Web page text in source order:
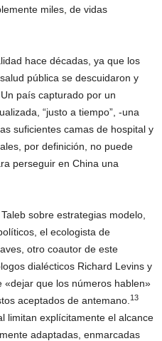
miles, de vidas
hace décadas, ya que los
pública se descuidaron y
Un país capturado por un
“justo a tiempo”, -una
suficientes camas de hospital y
por definición, no puede
perseguir en China una
sobre estrategias modelo,
el ecologista de
otro coautor de este
dialécticos Richard Levins y
«dejar que los números hablen»
aceptados de antemano. 13
limitan explícitamente el alcance
adaptadas, enmarcadas